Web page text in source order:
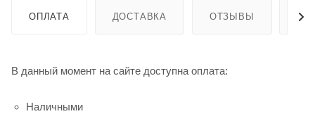
ОПЛАТА ДОСТАВКА ОТЗЫВЫ
В данный момент на сайте доступна оплата:
Наличными